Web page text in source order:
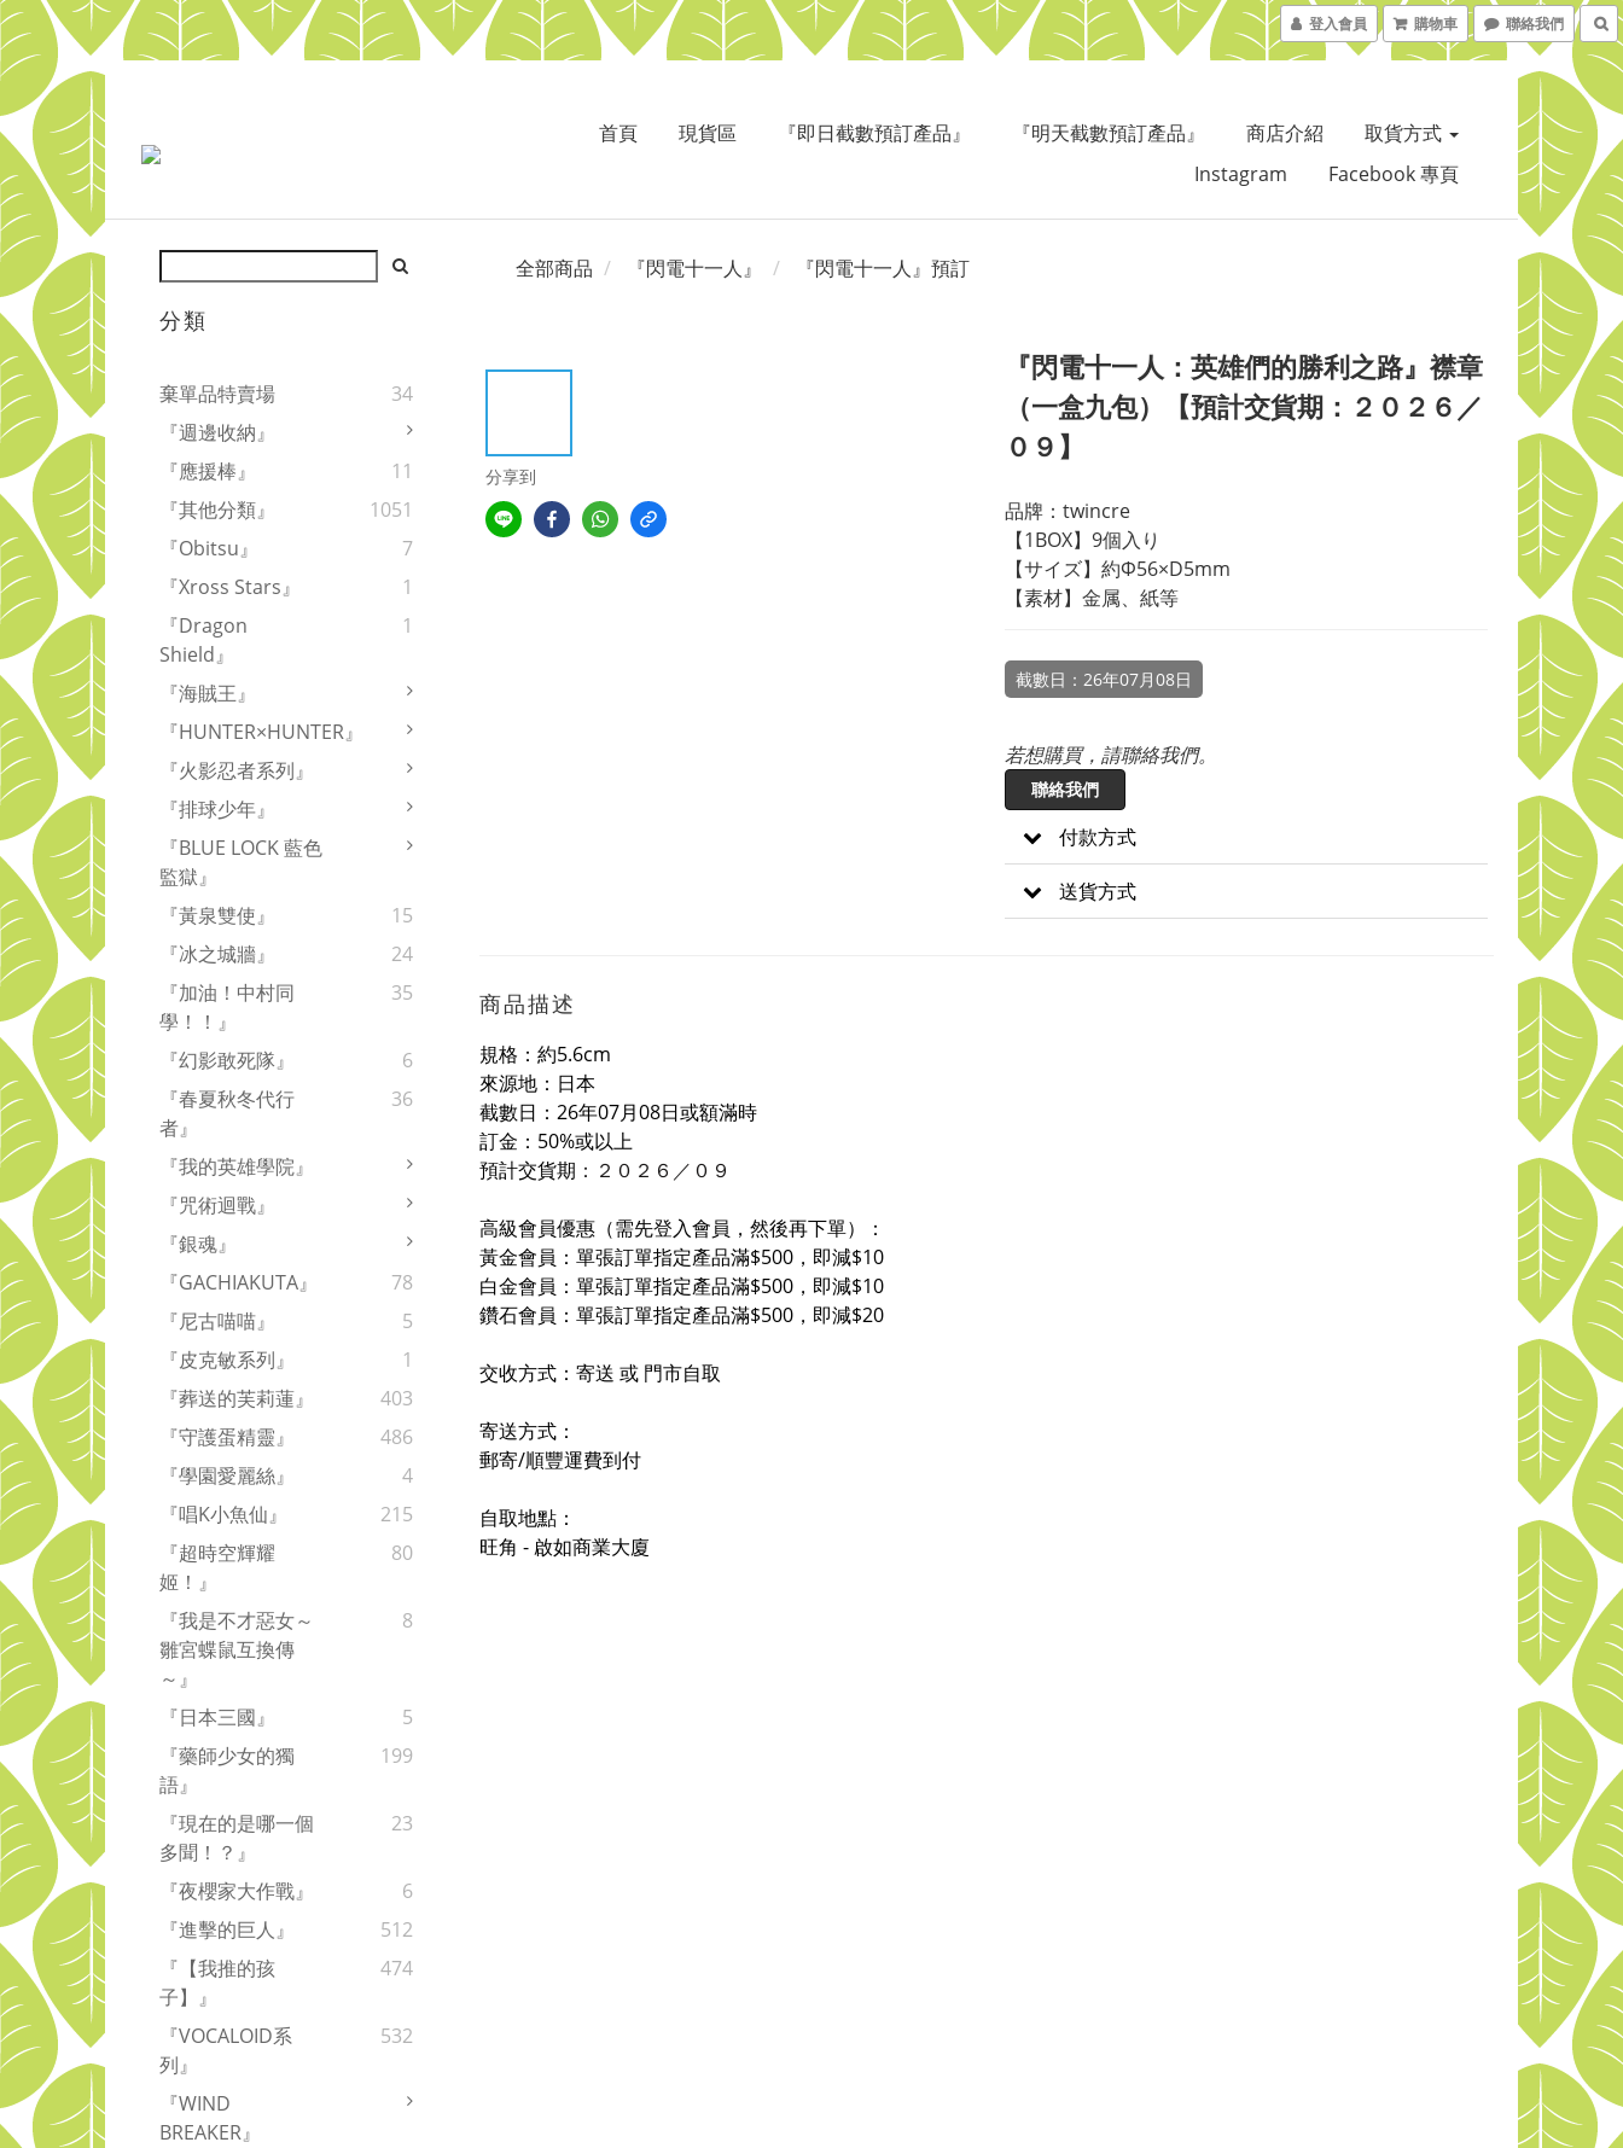
登入會員 購物車 聯絡我們
首頁 現貨區 『即日截數預訂產品』 『明天截數預訂產品』 商店介紹
取貨方式
Instagram
Facebook 專頁
分類
棄單品特賣場
34
『週邊收納』
『應援棒』
11
『其他分類』
1051
『Obitsu』
7
『Xross Stars』
1
『Dragon
Shield』
1
『海賊王』
『HUNTER×HUNTER』
『火影忍者系列』
『排球少年』
『BLUE LOCK 藍色
監獄』
『黃泉雙使』
15
『冰之城牆』
24
『加油！中村同
學！！』
35
『幻影敢死隊』
6
『春夏秋冬代行
者』
36
『我的英雄學院』
『咒術迴戰』
『銀魂』
『GACHIAKUTA』
78
『尼古喵喵』
5
『皮克敏系列』
1
『葬送的芙莉蓮』
403
『守護蛋精靈』
486
『學園愛麗絲』
4
『唱K小魚仙』
215
『超時空輝耀
姬！』
80
『我是不才惡女～
雛宮蝶鼠互換傳
～』
8
『日本三國』
5
『藥師少女的獨
語』
199
『現在的是哪一個
多聞！？』
23
『夜櫻家大作戰』
6
『進擊的巨人』
512
『【我推的孩
子】』
474
『VOCALOID系
列』
532
『WIND
BREAKER』
全部商品 『閃電十一人』 『閃電十一人』預訂
分享到
『閃電十一人：英雄們的勝利之路』襟章
（一盒九包）【預計交貨期：２０２６／
０９】
品牌：twincre
【1BOX】9個入り
【サイズ】約Φ56×D5mm
【素材】金属、紙等
截數日：26年07月08日
若想購買，請聯絡我們。
聯絡我們
付款方式
送貨方式
商品描述
規格：約5.6cm
來源地：日本
截數日：26年07月08日或額滿時
訂金：50%或以上
預計交貨期 ：２０２６／０ ９
高級會員優惠（需先登入會員，然後再下單）：
黃金會員：單張訂單指定產品滿$500，即減$10
白金會員：單張訂單指定產品滿$500，即減$10
鑽石會員：單張訂單指定產品滿$500，即減$20
交收方式：寄送 或 門市自取
寄送方式：
郵寄/順豐運費到付
自取地點：
旺角 - 啟如商業大廈